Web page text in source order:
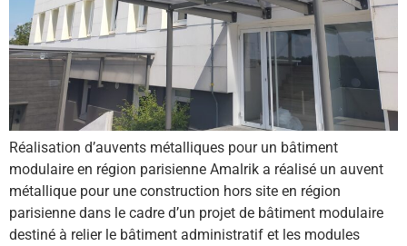
Réalisation d’auvents métalliques pour un bâtiment
modulaire en région parisienne Amalrik a réalisé un auvent
métallique pour une construction hors site en région
parisienne dans le cadre d’un projet de bâtiment modulaire
destiné à relier le bâtiment administratif et les modules